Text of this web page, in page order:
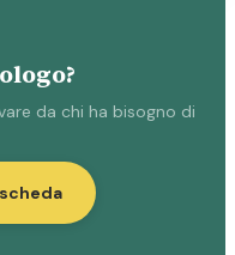
da chi ha bisogno di